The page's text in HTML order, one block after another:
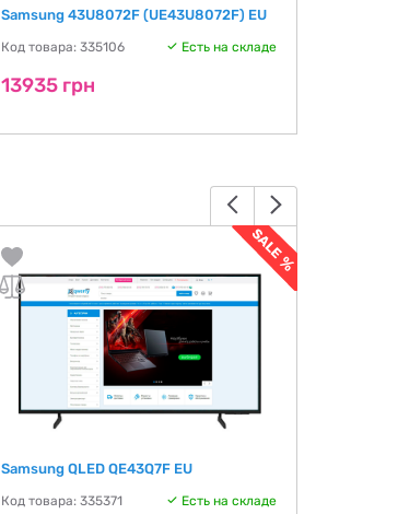
Samsung 43U8072F (UE43U8072F) EU
Код товара: 335106 Есть на складе
13935 грн
Samsung QLED QE43Q7F EU
Код товара: 335371 Есть на складе